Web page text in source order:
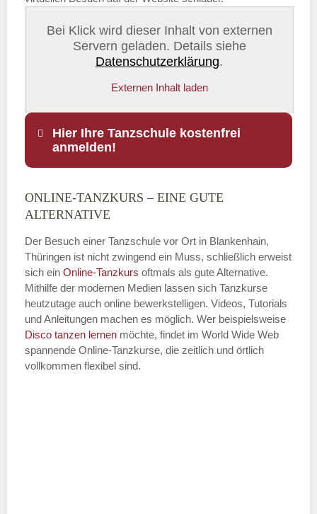
Bei Klick wird dieser Inhalt von externen
Servern geladen. Details siehe
Datenschutzerklärung.
Externen Inhalt laden
Hier Ihre Tanzschule kostenfrei
anmelden!
Name
E-Mail*
Name der Tanzschule
ONLINE-TANZKURS – EINE GUTE
ALTERNATIVE
Der Besuch einer Tanzschule vor Ort in Blankenhain,
Thüringen ist nicht zwingend ein Muss, schließlich erweist
sich ein Online-Tanzkurs oftmals als gute Alternative.
Mithilfe der modernen Medien lassen sich Tanzkurse
heutzutage auch online bewerkstelligen. Videos, Tutorials
und Anleitungen machen es möglich. Wer beispielsweise
Disco tanzen lernen möchte, findet im World Wide Web
spannende Online-Tanzkurse, die zeitlich und örtlich
vollkommen flexibel sind.